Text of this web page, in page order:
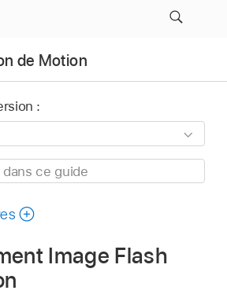
de Motion
:
Image Flash